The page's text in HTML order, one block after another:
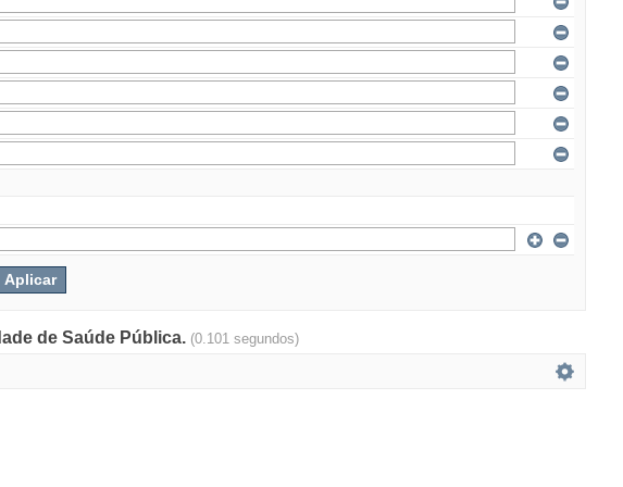
de Saúde Pública. (0.101 segundos)